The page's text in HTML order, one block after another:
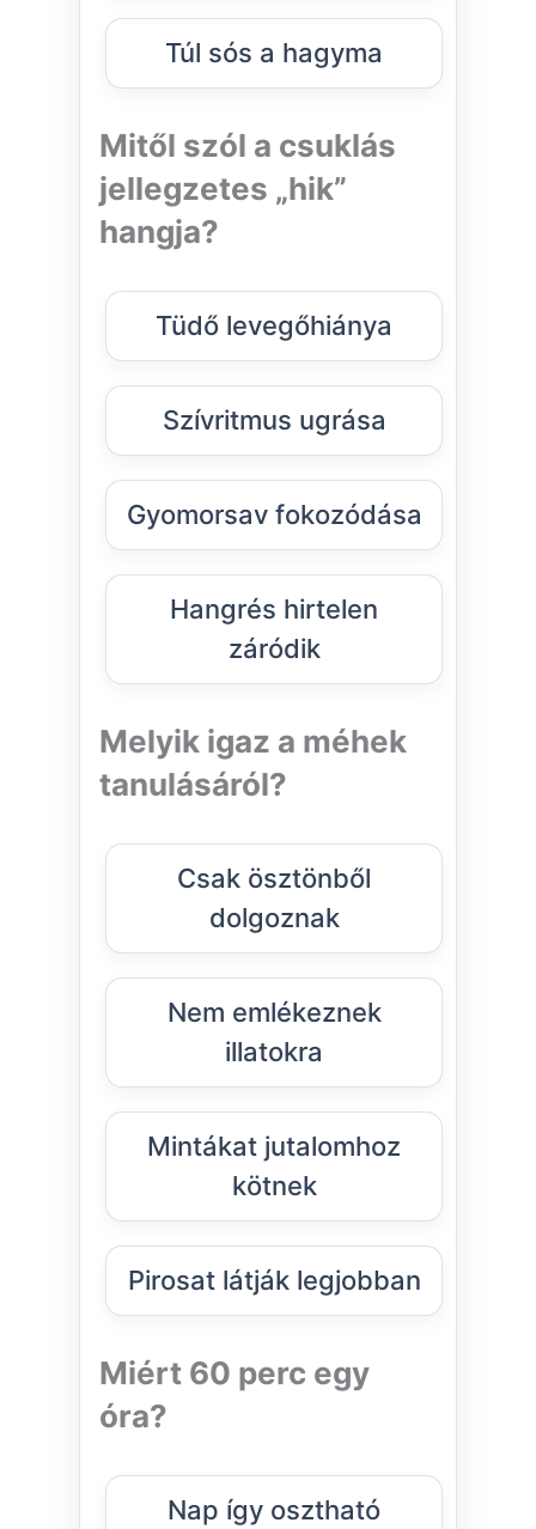
Túl sós a hagyma
Mitől szól a csuklás
jellegzetes „hik”
hangja?
Tüdő levegőhiánya
Szívritmus ugrása
Gyomorsav fokozódása
Hangrés hirtelen
záródik
Melyik igaz a méhek
tanulásáról?
Csak ösztönből
dolgoznak
Nem emlékeznek
illatokra
Mintákat jutalomhoz
kötnek
Pirosat látják legjobban
Miért 60 perc egy
óra?
Nap így osztható